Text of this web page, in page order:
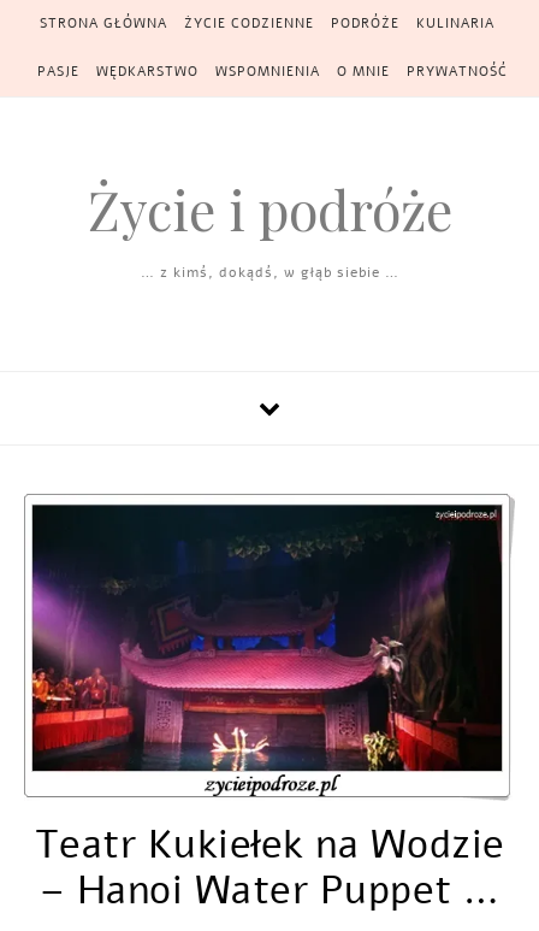
Skip to content
STRONA GŁÓWNA ŻYCIE CODZIENNE PODRÓŻE KULINARIA
PASJE WĘDKARSTWO WSPOMNIENIA O MNIE PRYWATNOŚĆ
Życie i podróże
… z kimś, dokądś, w głąb siebie …
Teatr Kukiełek na Wodzie
– Hanoi Water Puppet …